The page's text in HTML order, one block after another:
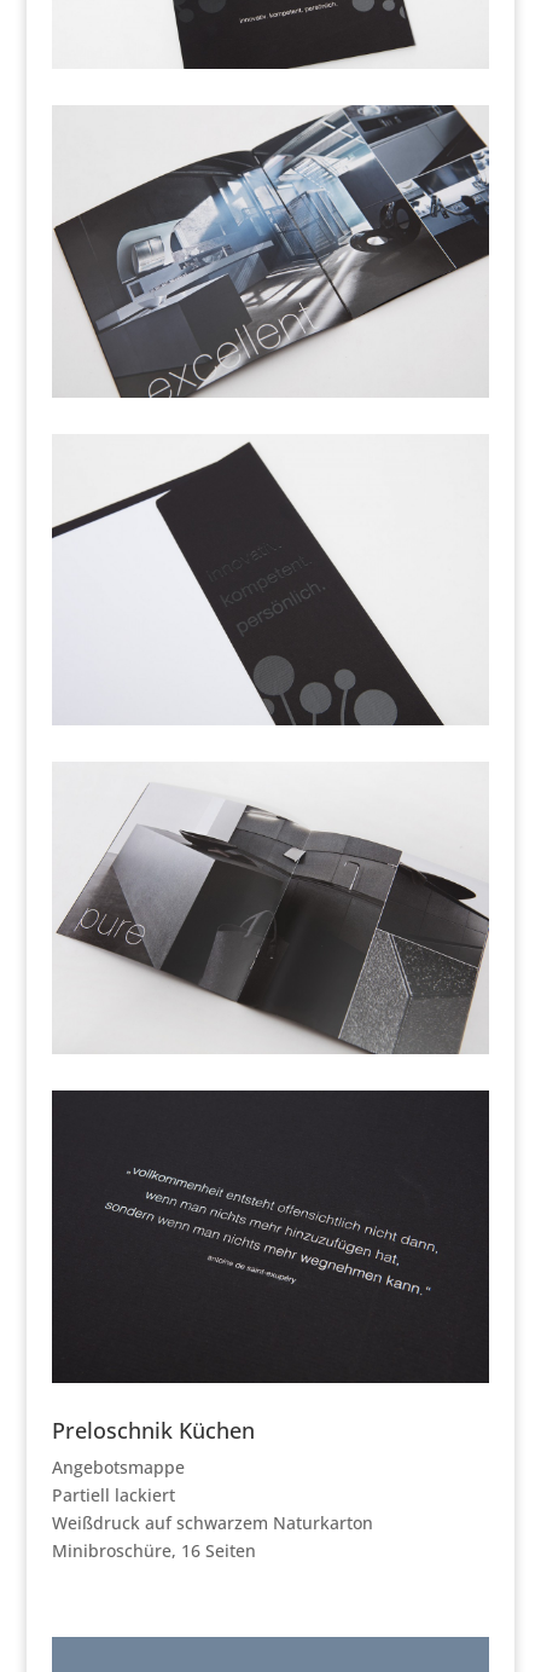
Preloschnik Küchen
Angebotsmappe
Partiell lackiert
Weißdruck auf schwarzem Naturkarton
Minibroschüre, 16 Seiten